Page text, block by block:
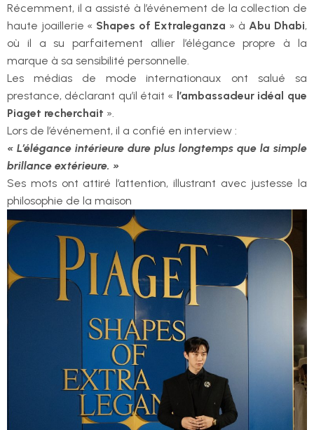
Récemment, il a assisté à l’événement de la collection de
haute joaillerie « Shapes of Extraleganza » à Abu Dhabi,
où il a su parfaitement allier l’élégance propre à la
marque à sa sensibilité personnelle.
Les médias de mode internationaux ont salué sa
prestance, déclarant qu’il était « l’ambassadeur idéal que
Piaget recherchait ».
Lors de l’événement, il a confié en interview :
« L’élégance intérieure dure plus longtemps que la simple
brillance extérieure. »
Ses mots ont attiré l’attention, illustrant avec justesse la
philosophie de la maison